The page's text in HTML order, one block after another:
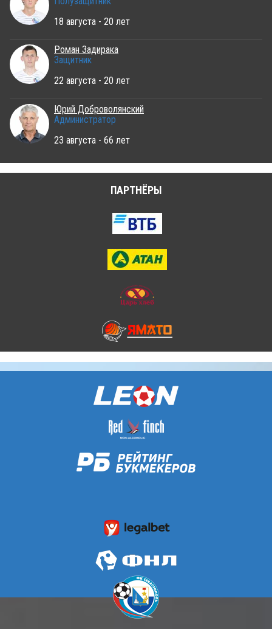
18 августа - 20 лет
Роман Задирака
Защитник
22 августа - 20 лет
Юрий Доброволянский
Администратор
23 августа - 66 лет
ПАРТНЁРЫ